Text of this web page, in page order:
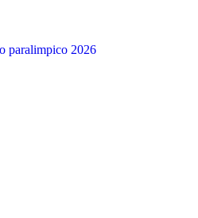
paralimpico 2026